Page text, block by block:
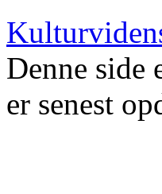
Denne side
er senest